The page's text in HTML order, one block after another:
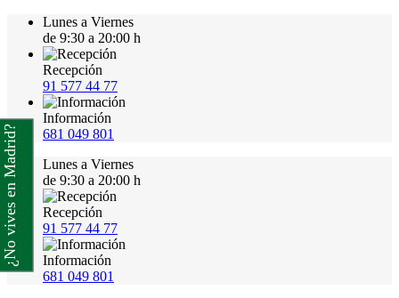
Lunes a Viernes
de 9:30 a 20:00 h
Recepción
91 577 44 77
Información
681 049 801
Lunes a Viernes
de 9:30 a 20:00 h
Recepción
91 577 44 77
Información
681 049 801
¿No vives en Madrid?